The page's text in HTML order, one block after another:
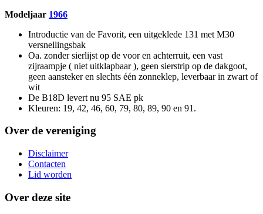
Modeljaar 1966
Introductie van de Favorit, een uitgeklede 131 met M30
versnellingsbak
Oa. zonder sierlijst op de voor en achterruit, een vast
zijraampje ( niet uitklapbaar ), geen sierstrip op de dakgoot,
geen aansteker en slechts één zonneklep, leverbaar in zwart of
wit
De B18D levert nu 95 SAE pk
Kleuren: 19, 42, 46, 60, 79, 80, 89, 90 en 91.
Over de vereniging
Disclaimer
Contacten
Lid worden
Over deze site